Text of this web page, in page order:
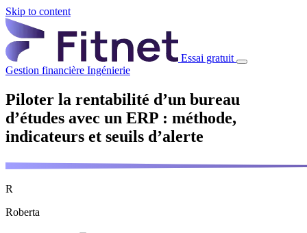
Skip to content
Essai gratuit
Gestion financière Ingénierie
Piloter la rentabilité d’un bureau
d’études avec un ERP : méthode,
indicateurs et seuils d’alerte
R
Roberta